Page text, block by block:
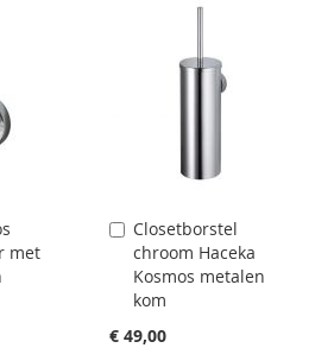
met
Closetborstel
chroom Haceka
Kosmos metalen
kom
€ 49,00
Aan
winkelwagen
toevoegen